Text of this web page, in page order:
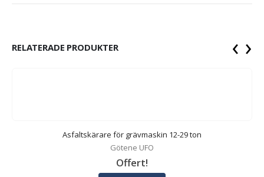
RELATERADE PRODUKTER
Asfaltskärare för grävmaskin 12-29 ton
Götene UFO
Offert!
‹ ›